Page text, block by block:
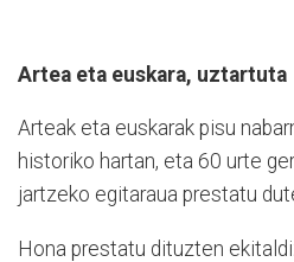
Artea eta euskara, uztartuta
Arteak eta euskarak pisu
historiko hartan, eta 60 urte
jartzeko egitaraua prestatu
Hona prestatu dituzten